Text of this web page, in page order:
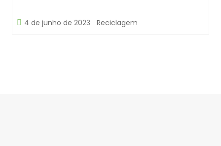
4 de junho de 2023 Reciclagem